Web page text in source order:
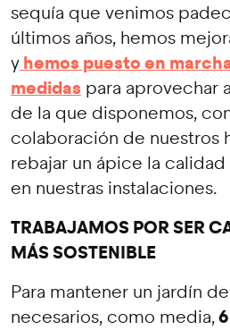
sequía que venimos
últimos años, hemos
y hemos puesto en
medidas para aprovechar
de la que disponemos,
colaboración de nuestros
rebajar un ápice la
en nuestras instalaciones.
TRABAJAMOS POR SER
MÁS SOSTENIBLE
Para mantener un jardín
necesarios, como media,